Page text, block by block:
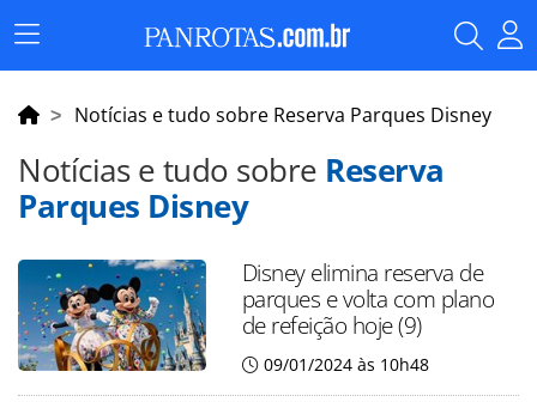
Menu
Principal
Notícias e tudo sobre Reserva Parques Disney
Notícias e tudo sobre Reserva
Parques Disney
Disney elimina reserva de
parques e volta com plano
de refeição hoje (9)
09/01/2024 às 10h48